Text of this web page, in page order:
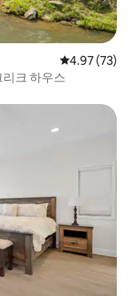
평점 4.97점(5
4.97 (73)
매저런 크리크 하우스